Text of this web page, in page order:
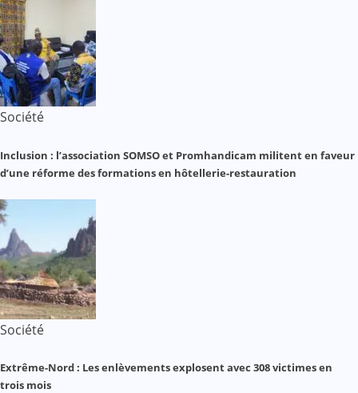
Société
Inclusion : l’association SOMSO et Promhandicam militent en faveur
d’une réforme des formations en hôtellerie-restauration
Société
Extrême-Nord : Les enlèvements explosent avec 308 victimes en
trois mois